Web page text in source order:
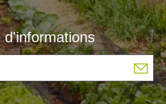
d'informations